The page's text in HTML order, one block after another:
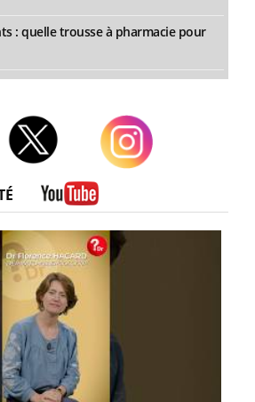
: quelle trousse à pharmacie pour